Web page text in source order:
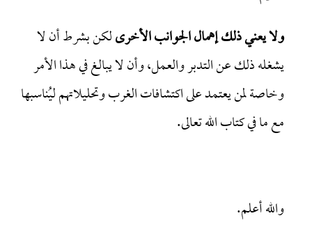
ولا يعني ذلك إهمال الجوانب الأخرىلكن بشرط أن لا
يشغله ذلك عن التدبر والعمل، وأن لا يبالغ في هذا الأمر
وخاصة لمن يعتمد على اكتشافات الغرب وتحليلاتهم ليُناسبها
مع ما في كتاب الله تعالى.
والله أعلم.